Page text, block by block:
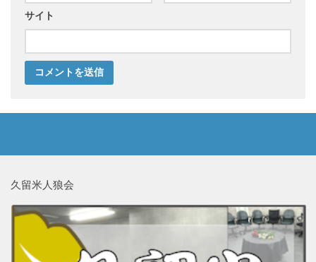
サイト
久留米人狼会